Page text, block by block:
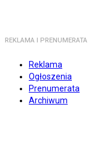
REKLAMA I PRENUMERATA
Reklama
Ogłoszenia
Prenumerata
Archiwum